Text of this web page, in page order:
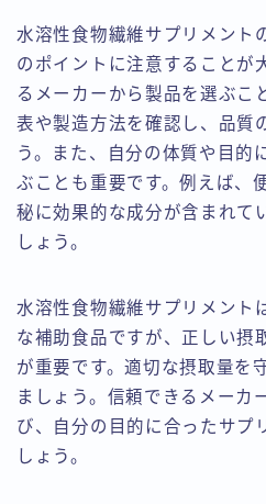
水溶性食物繊維サプリメント
のポイントに注意することが
るメーカーから製品を選ぶこ
表や製造方法を確認し、品質
う。また、自分の体質や目的
ぶことも重要です。例えば、
秘に効果的な成分が含まれて
しょう。
水溶性食物繊維サプリメント
な補助食品ですが、正しい摂
が重要です。適切な摂取量を
ましょう。信頼できるメーカ
び、自分の目的に合ったサプ
しょう。